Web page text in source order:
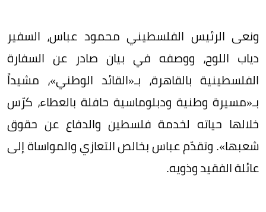
ونعى الرئيس الفلسطيني محمود عباس، السفير
دياب اللوح، ووصفه في بيان صادر عن السفارة
الفلسطينية بالقاهرة، بـ«القائد الوطني»، مشيداً
بـ«مسيرة وطنية ودبلوماسية حافلة بالعطاء، كرّس
خلالها حياته لخدمة فلسطين والدفاع عن حقوق
شعبها». وتقدّم عباس بخالص التعازي والمواساة إلى
عائلة الفقيد وذويه.